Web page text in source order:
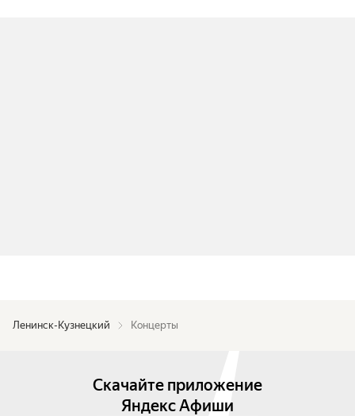
Ленинск-Кузнецкий Концерты
Скачайте приложение
Яндекс Афиши